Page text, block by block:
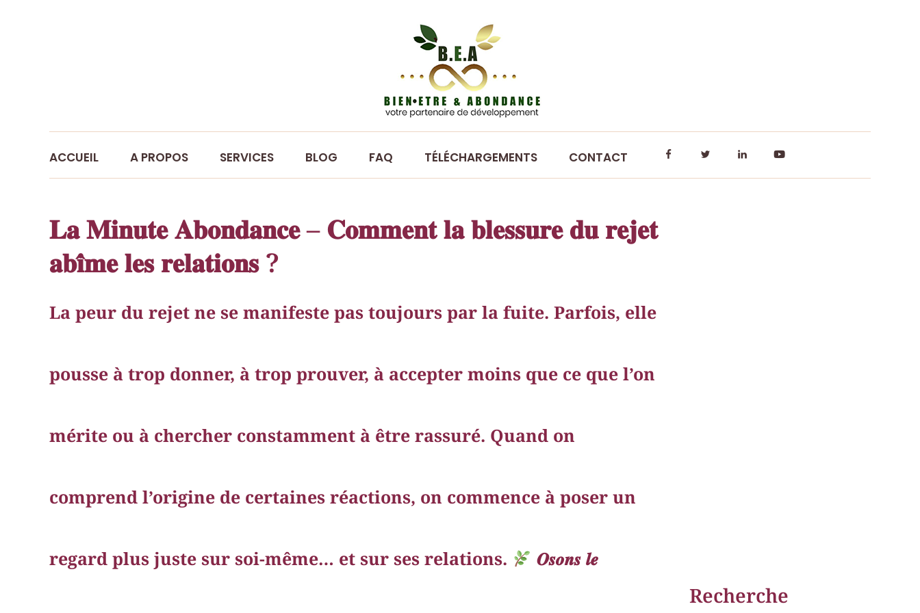
BEA - Bien-Être et Abondance
ACCUEIL A PROPOS SERVICES BLOG FAQ TÉLÉCHARGEMENTS CONTACT
𝐋𝐚 𝐌𝐢𝐧𝐮𝐭𝐞 𝐀𝐛𝐨𝐧𝐝𝐚𝐧𝐜𝐞 – 𝐂𝐨𝐦𝐦𝐞𝐧𝐭 𝐥𝐚 𝐛𝐥𝐞𝐬𝐬𝐮𝐫𝐞 𝐝𝐮 𝐫𝐞𝐣𝐞𝐭
𝐚𝐛𝐢̂𝐦𝐞 𝐥𝐞𝐬 𝐫𝐞𝐥𝐚𝐭𝐢𝐨𝐧𝐬 ?
La peur du rejet ne se manifeste pas toujours par la fuite. Parfois, elle
pousse à trop donner, à trop prouver, à accepter moins que ce que l’on
mérite ou à chercher constamment à être rassuré. Quand on
comprend l’origine de certaines réactions, on commence à poser un
regard plus juste sur soi-même… et sur ses relations. 𝑶𝒔𝒐𝒏𝒔 𝒍𝒆
Recherche